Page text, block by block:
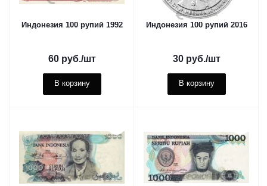
Индонезия 100 рупий 1992
60руб./шт
В корзину
Индонезия 100 рупий 2016
30руб./шт
В корзину